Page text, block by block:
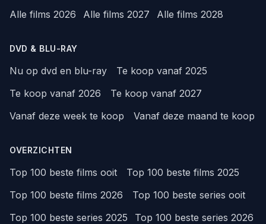
Alle films 2026
Alle films 2027 Alle films 2028
DVD & BLU-RAY
Nu op dvd en blu-ray
Te koop vanaf 2025
Te koop vanaf 2026
Te koop vanaf 2027
Vanaf deze week te koop
Vanaf deze maand te koop
OVERZICHTEN
Top 100 beste films ooit
Top 100 beste films 2025
Top 100 beste films 2026
Top 100 beste series ooit
Top 100 beste series 2025
Top 100 beste series 2026